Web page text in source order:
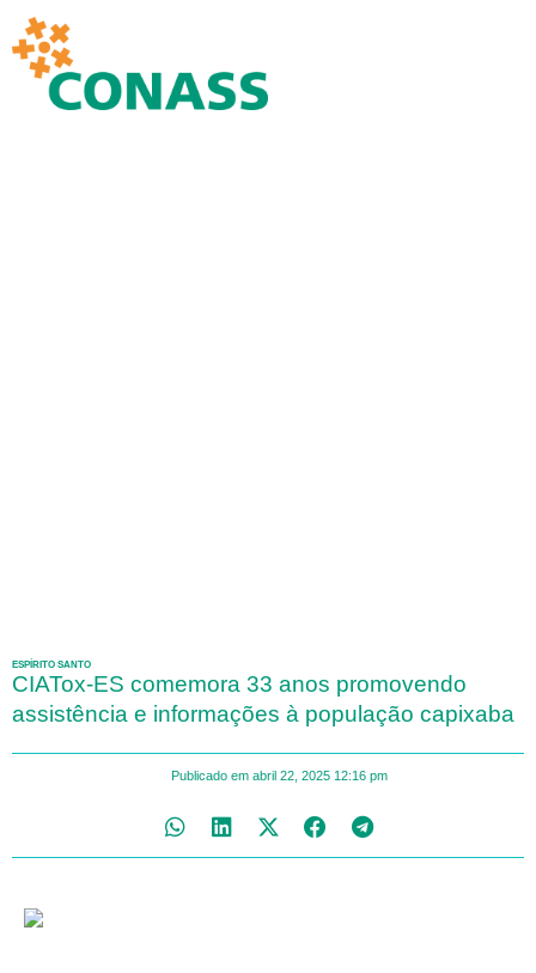
ESPÍRITO SANTO
CIATox-ES comemora 33 anos promovendo
assistência e informações à população capixaba
Publicado em abril 22, 2025 12:16 pm